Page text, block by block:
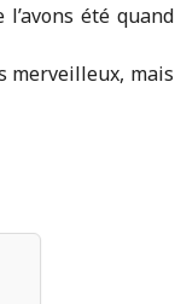
été quand
merveilleux, mais